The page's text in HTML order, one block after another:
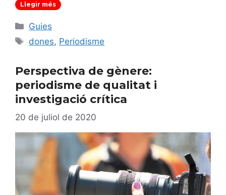
Llegir més
Categories
Guies
Etiquetes
dones, Periodisme
Perspectiva de gènere:
periodisme de qualitat i
investigació crítica
20 de juliol de 2020